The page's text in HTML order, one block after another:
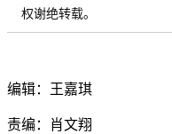
权谢绝转载。
编辑：王嘉琪
责编：肖文翔